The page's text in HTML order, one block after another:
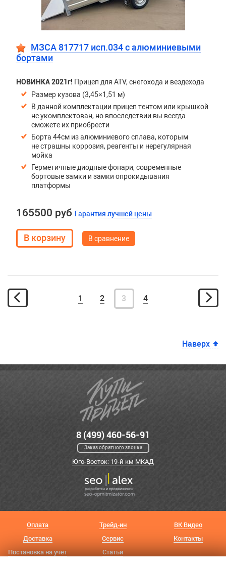
МЗСА 817717 исп.034 с алюминиевыми
бортами
НОВИНКА 2021г! Прицеп для ATV, снегохода и вездехода
Размер кузова (3,45×1,51 м)
В данной комплектации прицеп тентом или крышкой
не укомплектован, но впоследствии вы всегда
сможете их приобрести
Борта 44см из алюминиевого сплава, которым
не страшны коррозия, реагенты и нерегулярная
мойка
Герметичные диодные фонари, современные
бортовые замки и замки опрокидывания
платформы
165500 руб Гарантия лучшей цены
В сравнение
1 2 3 4
Наверх
8 (499) 460-56-91
Заказ обратного звонка
Юго-Восток: 19-й км МКАД
Оплата
Доставка
Постановка на учет
Трейд-ин
Сервис
Статьи
ВК Видео
Контакты